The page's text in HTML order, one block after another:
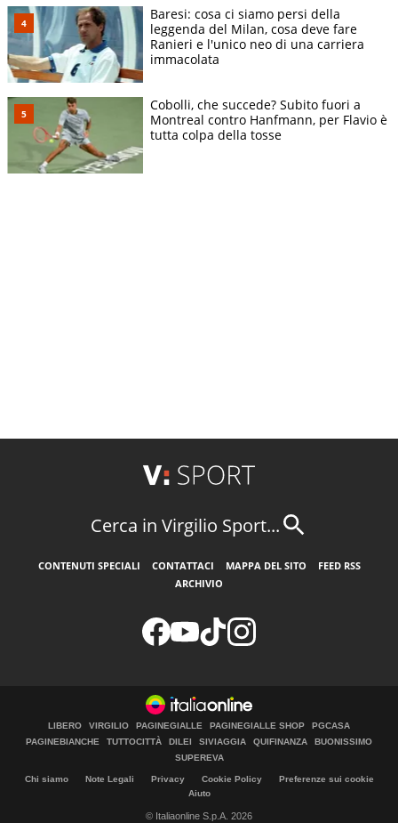
Baresi: cosa ci siamo persi della
leggenda del Milan, cosa deve fare
Ranieri e l'unico neo di una carriera
immacolata
Cobolli, che succede? Subito fuori a
Montreal contro Hanfmann, per Flavio è
tutta colpa della tosse
Cerca in Virgilio Sport...
CONTENUTI SPECIALI CONTATTACI MAPPA DEL SITO
FEED RSS
ARCHIVIO
LIBERO VIRGILIO PAGINEGIALLE PAGINEGIALLE SHOP
PGCASA
PAGINEBIANCHE
TUTTOCITTÀ DILEI SIVIAGGIA QUIFINANZA
BUONISSIMO
SUPEREVA
Chi siamo Note Legali Privacy Cookie Policy
Preferenze sui cookie
Aiuto
© Italiaonline S.p.A. 2026